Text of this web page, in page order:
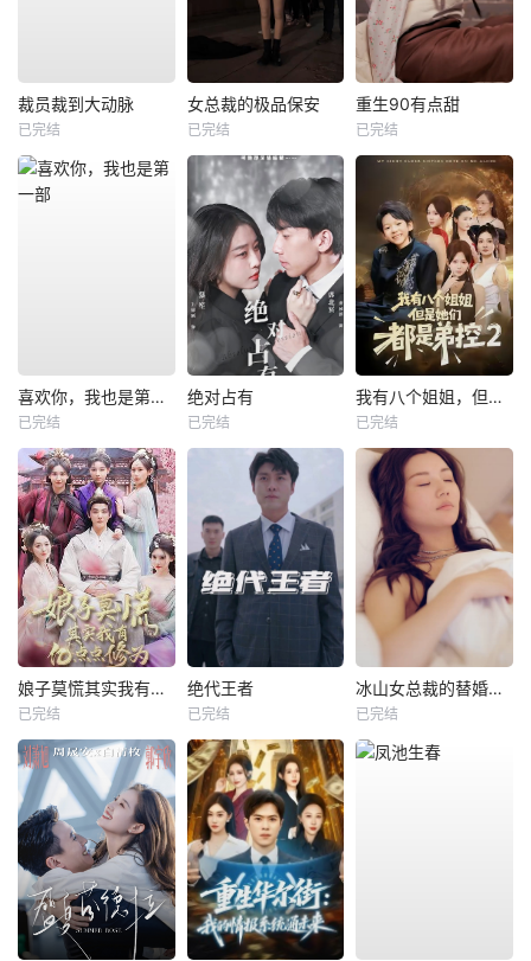
裁员裁到大动脉
已完结
女总裁的极品保安
已完结
重生90有点甜
已完结
喜欢你，我也是第一部
已完结
绝对占有
已完结
我有八个姐姐，但是他们都是弟控2
已完结
娘子莫慌其实我有亿点点修为
已完结
绝代王者
已完结
冰山女总裁的替婚兵王
已完结